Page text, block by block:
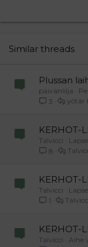
26
Similar threads
Plussan
päivänlilja
3
yötär
KERHOT-
Talvicci
8
KERHOT-
Talvicci
1
KERHOT-
Talvicci
Aihe